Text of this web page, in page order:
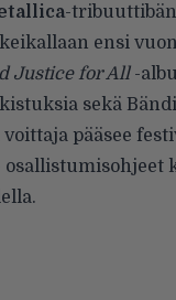
-
ensi
Justice for All-
sekä
pääsee
osallistumisohjeet